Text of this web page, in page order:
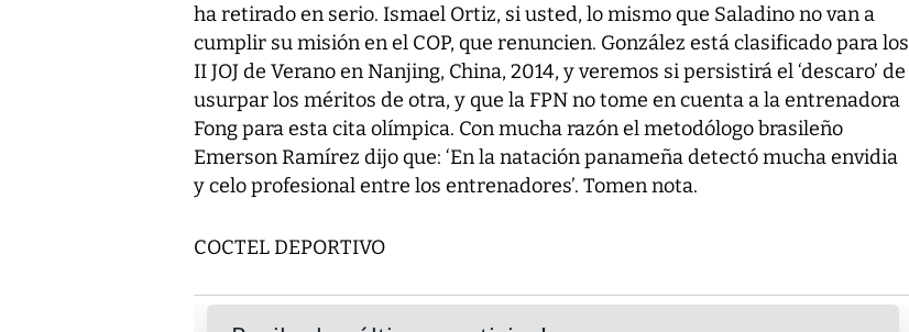
ha retirado en serio. Ismael Ortiz, si usted, lo mismo que Saladino no van a
cumplir su misión en el COP, que renuncien. González está clasificado para los
II JOJ de Verano en Nanjing, China, 2014, y veremos si persistirá el ‘descaro’ de
usurpar los méritos de otra, y que la FPN no tome en cuenta a la entrenadora
Fong para esta cita olímpica. Con mucha razón el metodólogo brasileño
Emerson Ramírez dijo que: ‘En la natación panameña detectó mucha envidia
y celo profesional entre los entrenadores’. Tomen nota.
COCTEL DEPORTIVO